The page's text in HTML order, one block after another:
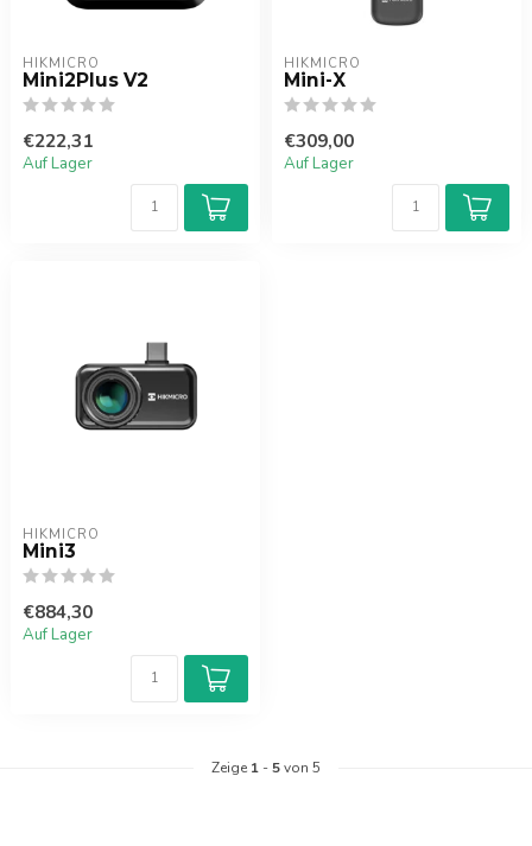
HIKMICRO
Mini2Plus V2
€222,31
Auf Lager
HIKMICRO
Mini-X
€309,00
Auf Lager
HIKMICRO
Mini3
€884,30
Auf Lager
Zeige 1 -5von 5